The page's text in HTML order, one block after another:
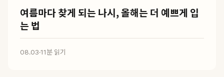
여름마다 찾게 되는 나시, 올해는 더 예쁘게 입
는 법
08.03·11분 읽기